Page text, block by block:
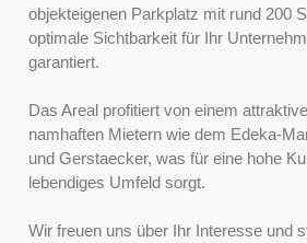
objekteigenen Parkplatz mit rund 200
optimale Sichtbarkeit für Ihr
garantiert.
Das Areal profitiert von einem
namhaften Mietern wie dem Edeka-
und Gerstaecker, was für eine hohe
lebendiges Umfeld sorgt.
Wir freuen uns über Ihr Interesse und